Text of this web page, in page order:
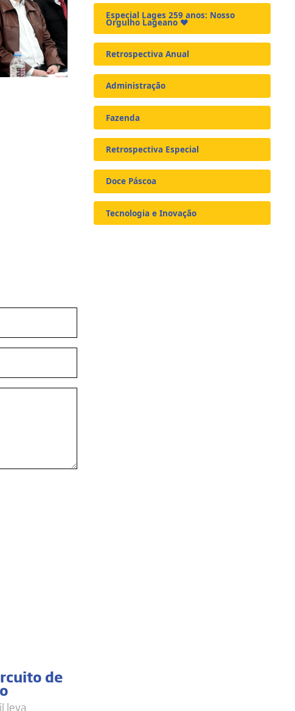
de
leva
Especial Lages 259 anos: Nosso
Orgulho Lageano ❤️
Retrospectiva Anual
Administração
Fazenda
Retrospectiva Especial
Doce Páscoa
Tecnologia e Inovação